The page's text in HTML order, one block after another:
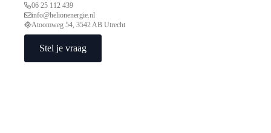
06 25 112 439
info@helionenergie.nl
Atoomweg 54, 3542 AB Utrecht
Stel je vraag